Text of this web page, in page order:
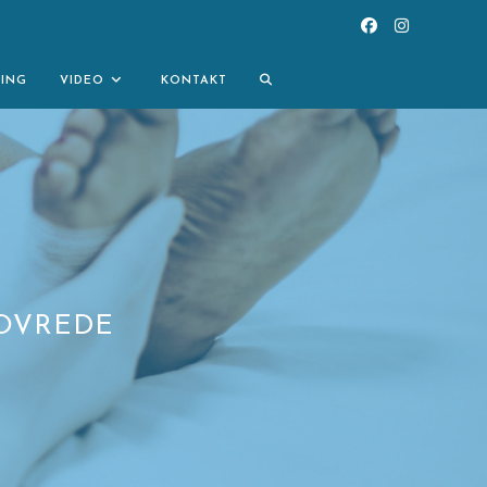
VIDEO KONTAKT TOGGLE